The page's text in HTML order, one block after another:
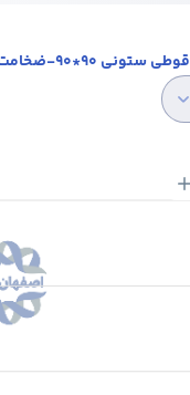
قوطی ستونی 90*90-ضخامت 3 میل(ورق اهوازی)